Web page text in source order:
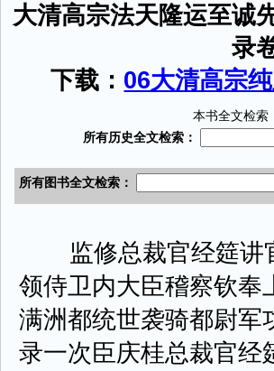
大清高宗法天隆运至诚
录
下载： 06大清高宗
本书全文检索
监修总裁官经筵讲
领侍卫内大臣稽察钦奉
满洲都统世袭骑都尉军
录一次臣庆桂总裁官经